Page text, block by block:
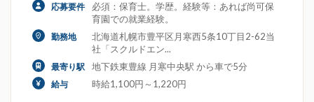
応募要件
必須：保育士。学歴。経験等：あれば尚可保
育園での就業経験。
勤務地
北海道札幌市豊平区月寒西5条10丁目2-62当
社「スクルドエン...
最寄り駅 地下鉄東豊線 月寒中央駅 から車で5分
給与 時給1,100円～1,220円